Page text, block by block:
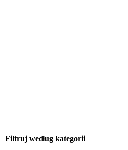
Filtruj według kategorii